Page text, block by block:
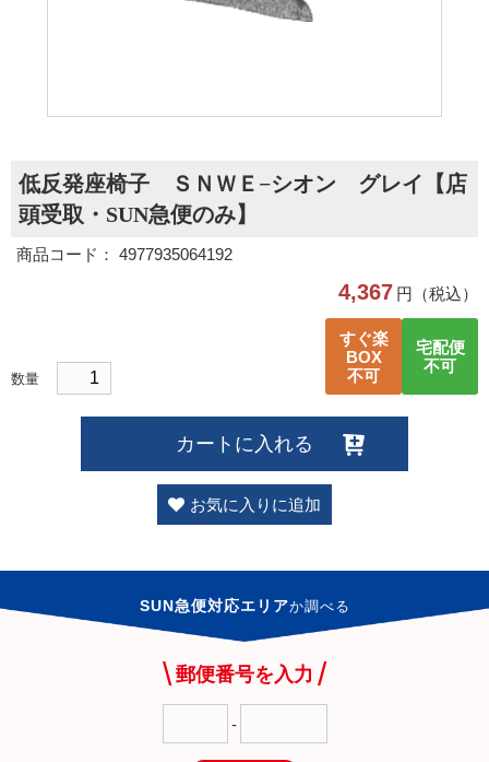
低反発座椅子 ＳＮＷＥ−シオン グレイ【店
頭受取・SUN急便のみ】
商品コード： 4977935064192
4,367 円（税込）
数量
すぐ楽
BOX
不可
宅配便
不可
カートに入れる
お気に入りに追加
SUN急便対応エリアか調べる
郵便番号を入力
-